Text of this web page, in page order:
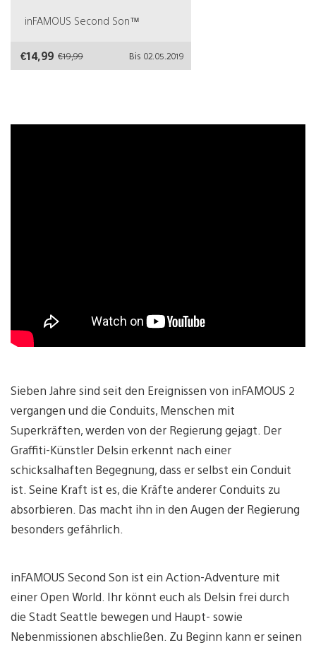
inFAMOUS Second Son™
€14,99 €19,99 Bis 02.05.2019
Sieben Jahre sind seit den Ereignissen von inFAMOUS 2
vergangen und die Conduits, Menschen mit
Superkräften, werden von der Regierung gejagt. Der
Graffiti-Künstler Delsin erkennt nach einer
schicksalhaften Begegnung, dass er selbst ein Conduit
ist. Seine Kraft ist es, die Kräfte anderer Conduits zu
absorbieren. Das macht ihn in den Augen der Regierung
besonders gefährlich.
inFAMOUS Second Son ist ein Action-Adventure mit
einer Open World. Ihr könnt euch als Delsin frei durch
die Stadt Seattle bewegen und Haupt- sowie
Nebenmissionen abschließen. Zu Beginn kann er seinen